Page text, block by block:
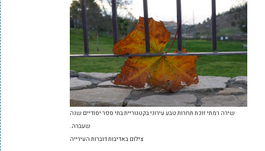
שירה רמתי זוכת תחרות טבע עירוני בקטגוריית בתי ספר יסודיים שנה
שעברה.
צילום באדיבות דוברות העירייה